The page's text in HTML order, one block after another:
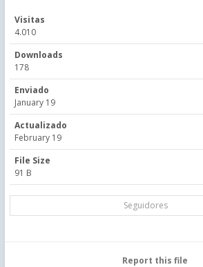
Visitas
4.010
Downloads
178
Enviado
January 19
Actualizado
February 19
File Size
91 B
Seguidores
Report this file